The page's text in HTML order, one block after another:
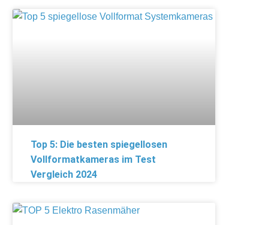
Top 5: Die besten spiegellosen
Vollformatkameras im Test
Vergleich 2024